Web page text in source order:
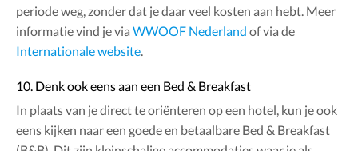
periode weg, zonder dat je daar veel kosten aan hebt. Meer
informatie vind je via WWOOF Nederland of via de
Internationale website.
10. Denk ook eens aan een Bed & Breakfast
In plaats van je direct te oriënteren op een hotel, kun je ook
eens kijken naar een goede en betaalbare Bed & Breakfast